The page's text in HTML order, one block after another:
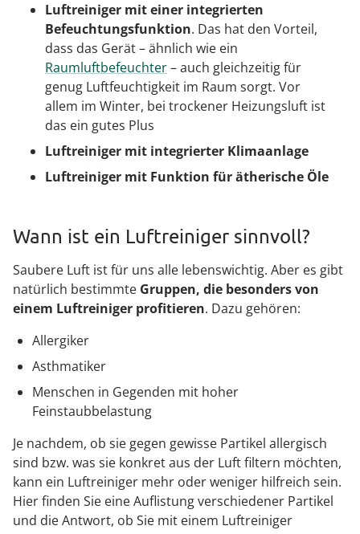
Luftreiniger mit einer integrierten
Befeuchtungsfunktion. Das hat den Vorteil,
dass das Gerät – ähnlich wie ein
Raumluftbefeuchter– auch gleichzeitig für
genug Luftfeuchtigkeit im Raum sorgt. Vor
allem im Winter, bei trockener Heizungsluft ist
das ein gutes Plus
Luftreiniger mit integrierter Klimaanlage
Luftreiniger mit Funktion für ätherische Öle
Wann ist ein Luftreiniger sinnvoll?
Saubere Luft ist für uns alle lebenswichtig. Aber es gibt
natürlich bestimmte Gruppen, die besonders von
einem Luftreiniger profitieren. Dazu gehören:
Allergiker
Asthmatiker
Menschen in Gegenden mit hoher
Feinstaubbelastung
Je nachdem, ob sie gegen gewisse Partikel allergisch
sind bzw. was sie konkret aus der Luft filtern möchten,
kann ein Luftreiniger mehr oder weniger hilfreich sein.
Hier finden Sie eine Auflistung verschiedener Partikel
und die Antwort, ob Sie mit einem Luftreiniger